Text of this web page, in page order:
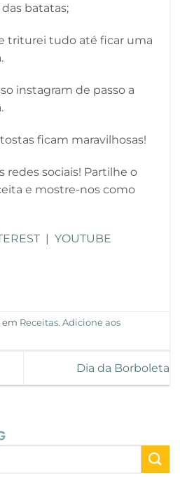
batatas;
triturei tudo até ficar uma
instagram de passo a
ficam maravilhosas!
redes sociais! Partilhe o
e mostre-nos como
YOUTUBE
em Receitas.Adicione aos
Dia da Borboleta